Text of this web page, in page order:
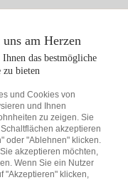
Prozesse zur
hiervon unberührt.
für den digitalen
Energie - Zertifikat
Lieferant Strom
am Herzen
das bestmögliche
zu bieten
und Cookies von
und Ihnen
zu zeigen. Sie
akzeptieren
oder "Ablehnen" klicken.
akzeptieren möchten,
Wenn Sie ein Nutzer
"Akzeptieren" klicken,